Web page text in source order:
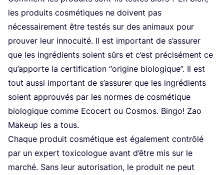
les pro­duits cos­mé­tiques ne doivent pas
néces­sai­re­ment être tes­tés sur des ani­maux pour
prou­ver leur inno­cui­té. Il est impor­tant de s’as­su­rer
que les ingré­dients soient sûrs et c’est pré­ci­sé­ment ce
qu’apporte la cer­ti­fi­ca­tion “ori­gine bio­lo­gique”. Il est
tout aus­si impor­tant de s’as­su­rer que les ingré­dients
soient approu­vés par les normes de cos­mé­tique
bio­lo­gique comme Eco­cert ou Cos­mos. Bin­go! Zao
Makeup les a tous.
Chaque pro­duit cos­mé­tique est éga­le­ment contrô­lé
par un expert toxi­co­logue avant d’être mis sur le
mar­ché. Sans leur auto­ri­sa­tion, le pro­duit ne peut